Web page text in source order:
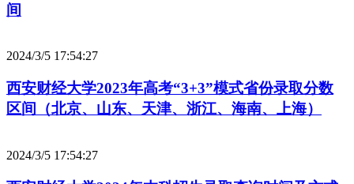
间
2024/3/5 17:54:27
西安财经大学2023年高考“3+3”模式省份录取分数
区间（北京、山东、天津、浙江、海南、上海）
2024/3/5 17:54:27